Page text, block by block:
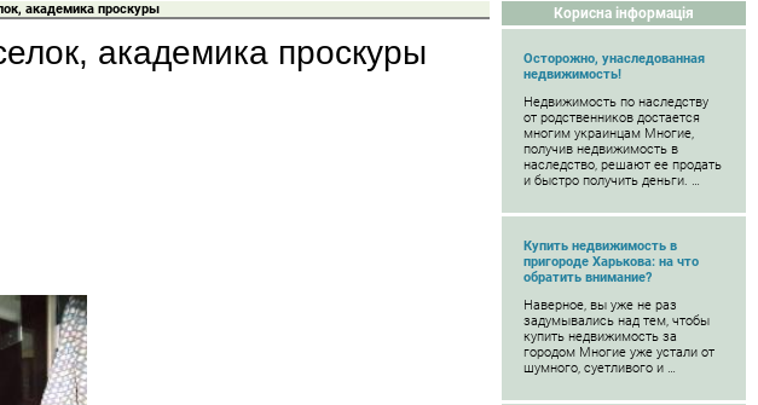
Корисна інформація
Осторожно, унаследованная
недвижимость!
Недвижимость по наследству
от родственников достается
многим украинцам Многие,
получив недвижимость в
наследство, решают ее продать
и быстро получить деньги. …
Купить недвижимость в
пригороде Харькова: на что
обратить внимание?
Наверное, вы уже не раз
задумывались над тем, чтобы
купить недвижимость за
городом Многие уже устали от
шумного, суетливого и …
академика проскуры
академика проскуры